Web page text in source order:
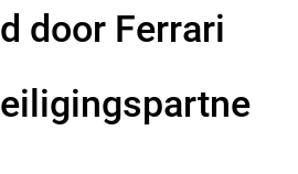
door Ferrari